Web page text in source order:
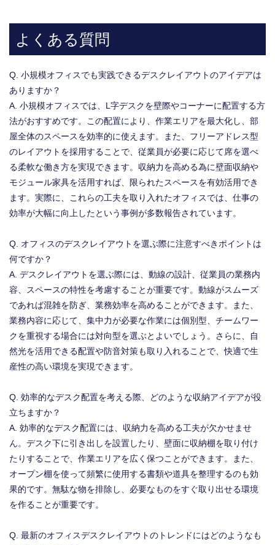
よくある質問
Q. 小規模オフィスでも実践できるデスクレイアウトのアイデアは
ありますか？
A. 小規模オフィスでは、L字デスクを壁際やコーナーに配置する方
法がおすすめです。この配置により、作業エリアを最大化し、部
屋全体のスペースを効率的に使えます。また、フリーアドレス型
のレイアウトを採用することで、従業員が必要に応じて席を選べ
る柔軟な働き方を実現できます。収納力を高める為に壁面収納や
モジュール家具を活用すれば、限られたスペースを有効活用でき
ます。実際に、これらの工夫を取り入れたオフィスでは、仕事の
効率が大幅に向上したという事例が多数報告されています。
Q. オフィスのデスクレイアウトを選ぶ際に注意すべきポイントは
何ですか？
A. デスクレイアウトを選ぶ際には、動線の設計、従業員の業務内
容、スペースの特性を考慮することが重要です。動線がスムーズ
であれば混雑を防ぎ、業務効率を高めることができます。また、
業務内容に応じて、集中力が必要な作業には個別型、チームワー
クを重視する場合には対向型を選ぶとよいでしょう。さらに、自
然光を活用できる配置や防音対策も取り入れることで、快適で生
産性の高い環境を実現できます。
Q. 効率的なデスク配置を考える際、どのような収納アイデアが役
立ちますか？
A. 効率的なデスク配置には、収納力を高める工夫が欠かせませ
ん。デスク下に引き出しを設置したり、壁面に収納棚を取り付け
たりすることで、作業エリアを広く保つことができます。また、
オープン棚を使って頻繁に使用する書類や道具を整理するのも効
果的です。無駄な物を排除し、必要なものをすぐ取り出せる環境
を作ることが重要です。
Q. 最新のオフィスデスクレイアウトのトレンドにはどのようなも